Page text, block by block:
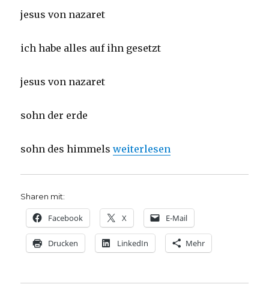
jesus von nazaret
ich habe alles auf ihn gesetzt
jesus von nazaret
sohn der erde
sohn des himmels„Credo – Ich glaube an Jesus
weiterlesen
Sharen mit:
Facebook X E-Mail
Drucken LinkedIn Mehr